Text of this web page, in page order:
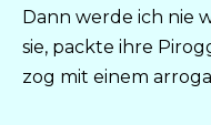
Dann werde ich nie
sie, packte ihre
zog mit einem